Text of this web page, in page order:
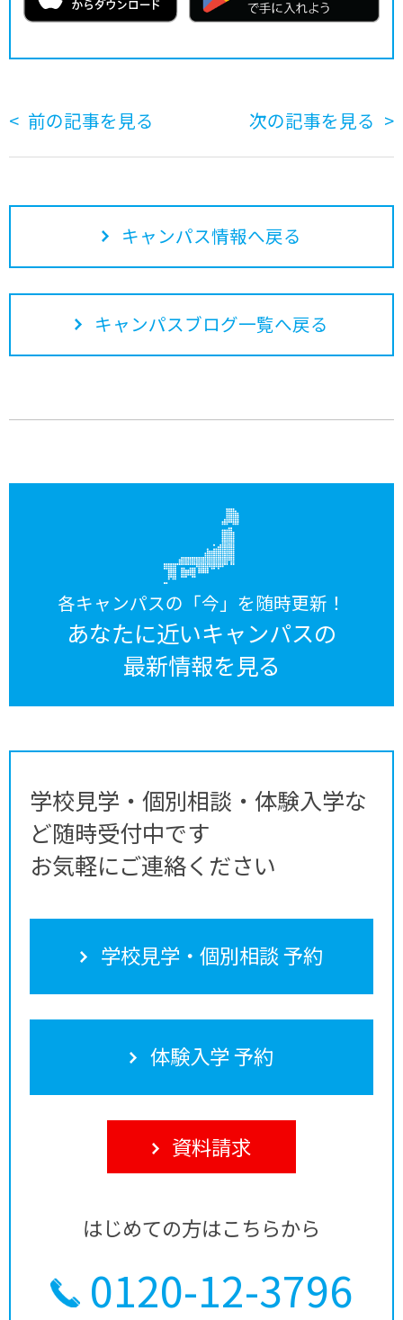
前の記事を見る 次の記事を見る
キャンパス情報へ戻る
キャンパスブログ一覧へ戻る
各キャンパスの「今」を随時更新！
あなたに近いキャンパスの
最新情報を見る
学校見学・個別相談・体験入学な
ど随時受付中です
お気軽にご連絡ください
学校見学・個別相談 予約
体験入学 予約
資料請求
はじめての方はこちらから
0120-12-3796